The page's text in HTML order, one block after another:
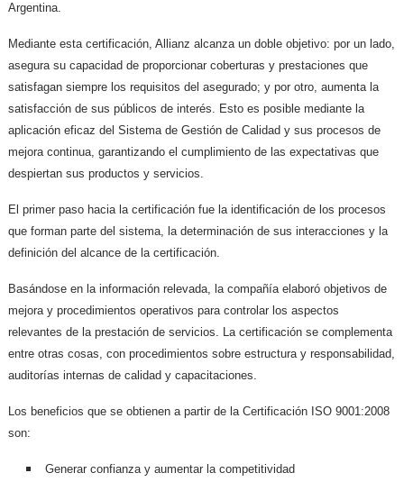
Argentina.
Mediante esta certificación, Allianz alcanza un doble objetivo: por un lado,
asegura su capacidad de proporcionar coberturas y prestaciones que
satisfagan siempre los requisitos del asegurado; y por otro, aumenta la
satisfacción de sus públicos de interés. Esto es posible mediante la
aplicación eficaz del Sistema de Gestión de Calidad y sus procesos de
mejora continua, garantizando el cumplimiento de las expectativas que
despiertan sus productos y servicios.
El primer paso hacia la certificación fue la identificación de los procesos
que forman parte del sistema, la determinación de sus interacciones y la
definición del alcance de la certificación.
Basándose en la información relevada, la compañía elaboró objetivos de
mejora y procedimientos operativos para controlar los aspectos
relevantes de la prestación de servicios. La certificación se complementa
entre otras cosas, con procedimientos sobre estructura y responsabilidad,
auditorías internas de calidad y capacitaciones.
Los beneficios que se obtienen a partir de la Certificación ISO 9001:2008
son:
Generar confianza y aumentar la competitividad